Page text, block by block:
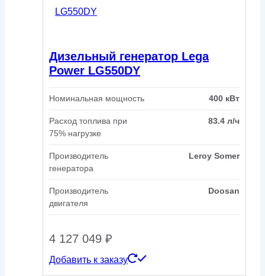
Дизельный генератор Lega
Power LG550DY
Номинальная мощность 400 кВт
Расход топлива при
75% нагрузке
83.4 л/ч
Производитель
генератора
Leroy Somer
Производитель
двигателя
Doosan
4 127 049 ₽
Добавить к заказу